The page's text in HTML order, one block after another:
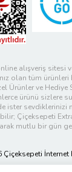
alışveriş sitesi
olan tüm
Ürünler ve Hediye
ürünü sizlere
ister
Çiçeksepeti
mutlu bir gün
İnternet